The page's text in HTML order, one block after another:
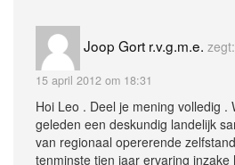
Joop Gort r.v.g.m.e. zegt:
15 april 2012 om 18:31
Hoi Leo . Deel je mening volledig .
geleden een deskundig landelijk
van regionaal opererende
tenminste tien jaar ervaring inzake